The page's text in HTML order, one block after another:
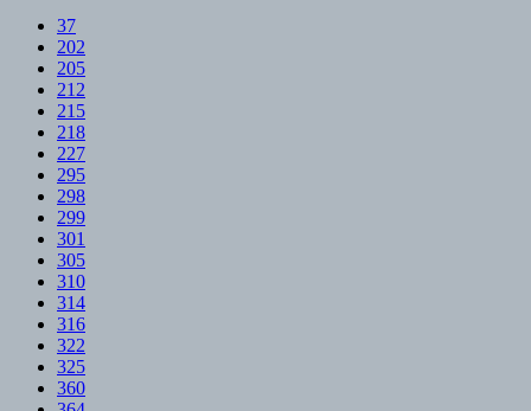
37
202
205
212
215
218
227
295
298
299
301
305
310
314
316
322
325
360